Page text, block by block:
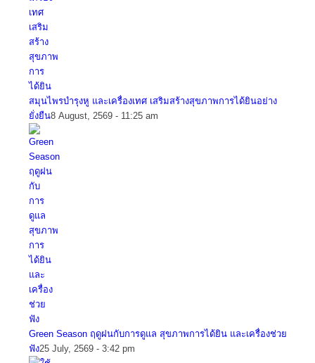
สมุนไพรบำรุงหู และเครื่องเทศ เสริมสร้างสุขภาพการได้ยินอย่าง
ยั่งยืน8 August, 2569 - 11:25 am
Green Season ฤดูฝนกับการดูแล สุขภาพการได้ยิน และเครื่องช่วย
ฟัง25 July, 2569 - 3:42 pm